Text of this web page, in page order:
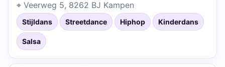
Veerweg 5, 8262 BJ Kampen
Stijldans Streetdance Hiphop Kinderdans
Salsa